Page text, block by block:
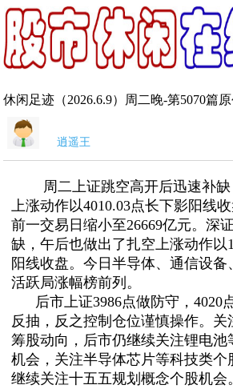
休闲足迹（2026.6.9）周二晚-第5070篇
逍遥王
周二上证跳空高开后迅速补缺
上涨动作以4010.03点长下影阳线
前一交易日缩小至26669亿元。深
缺，午后也做出了扎空上涨动作以
阳线收盘。今日半导体、通信设备
活跃局涨幅榜前列。
后市上证3986点做防守，4020
反抽，反之控制仓位谨慎操作。
筹股动向，后市仍继续关注锂电池
机会， 关注半导体芯片等科技类个
继续关注十五五规划概念个股机会